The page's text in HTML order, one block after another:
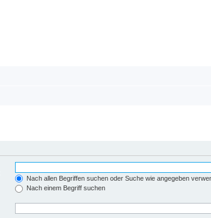
Nach allen Begriffen suchen oder Suche wie angegeben
Nach einem Begriff suchen